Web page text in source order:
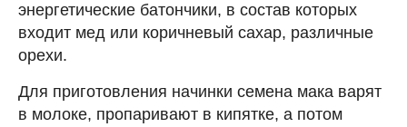
энергетические батончики, в состав которых
входит мед или коричневый сахар, различные
орехи.
Для приготовления начинки семена мака варят
в молоке, пропаривают в кипятке, а потом